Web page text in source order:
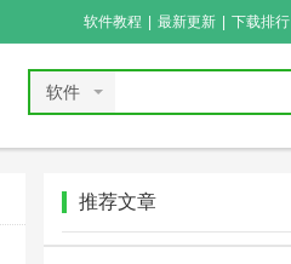
软件教程 最新更新 下载排行
软件
推荐文章